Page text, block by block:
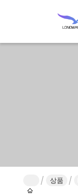
상품